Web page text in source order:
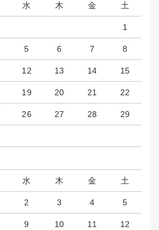
水 木 金 土
1
5 6 7 8
12 13 14 15
19 20 21 22
26 27 28 29
水 木 金 土
2 3 4 5
9 10 11 12